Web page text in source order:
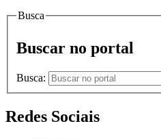
Busca
Buscar no portal
Busca:
Redes Sociais